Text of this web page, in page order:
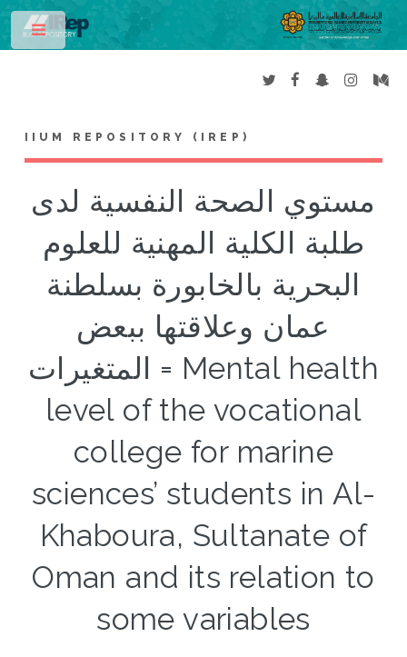
IIUM REPOSITORY (IREP)
مستوي الصحة النفسية لدى
طلبة الكلية المهنية للعلوم
البحرية بالخابورة بسلطنة
عمان وعلاقتها ببعض
المتغيرات = Mental health
level of the vocational
college for marine
sciences’ students in Al-
Khaboura, Sultanate of
Oman and its relation to
some variables
Toggle